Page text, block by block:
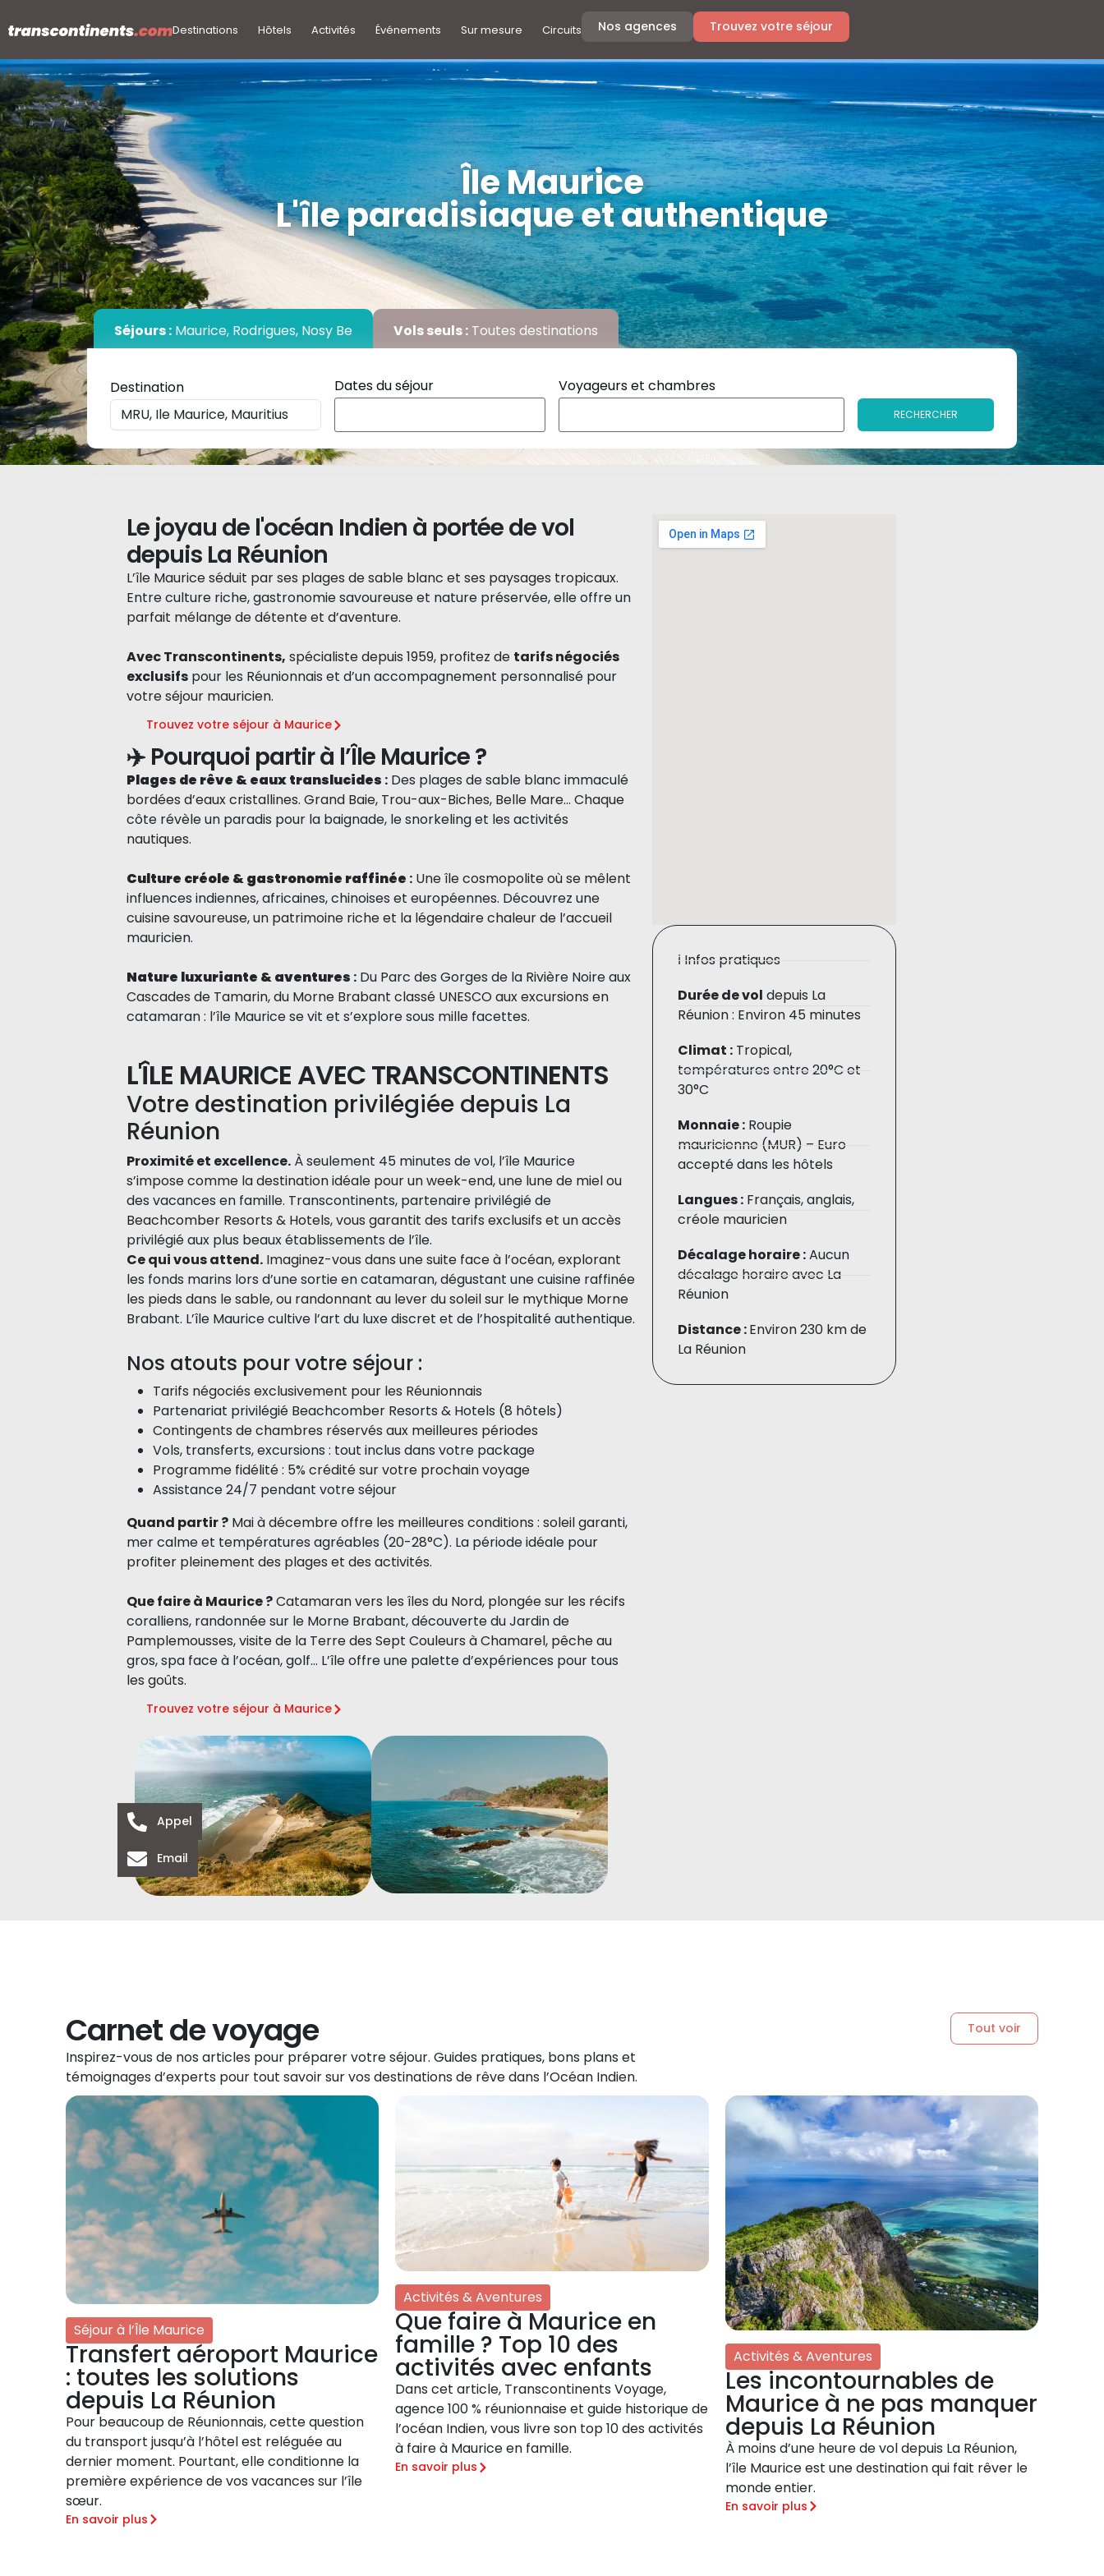
Destinations Hôtels Activités Événements Sur mesure Circuits Nos agences Trouvez votre séjour
Île Maurice
L'île paradisiaque et authentique
Séjours : Maurice, Rodrigues, Nosy Be Vols seuls : Toutes destinations
Destination Dates du séjour Voyageurs et chambres
RECHERCHER
Le joyau de l'océan Indien à portée de vol
depuis La Réunion
L’île Maurice séduit par ses plages de sable blanc et ses paysages tropicaux.
Entre culture riche, gastronomie savoureuse et nature préservée, elle offre un
parfait mélange de détente et d’aventure.
Avec Transcontinents, spécialiste depuis 1959, profitez de tarifs négociés
exclusifs pour les Réunionnais et d’un accompagnement personnalisé pour
votre séjour mauricien.
Trouvez votre séjour à Maurice
✈️ Pourquoi partir à l’Île Maurice ?
Plages de rêve & eaux translucides : Des plages de sable blanc immaculé
bordées d’eaux cristallines. Grand Baie, Trou-aux-Biches, Belle Mare… Chaque
côte révèle un paradis pour la baignade, le snorkeling et les activités
nautiques.
Culture créole & gastronomie raffinée : Une île cosmopolite où se mêlent
influences indiennes, africaines, chinoises et européennes. Découvrez une
cuisine savoureuse, un patrimoine riche et la légendaire chaleur de l’accueil
mauricien.
Nature luxuriante & aventures : Du Parc des Gorges de la Rivière Noire aux
Cascades de Tamarin, du Morne Brabant classé UNESCO aux excursions en
catamaran : l’île Maurice se vit et s’explore sous mille facettes.
L'ÎLE MAURICE AVEC TRANSCONTINENTS
Votre destination privilégiée depuis La
Réunion
Proximité et excellence. À seulement 45 minutes de vol, l’île Maurice
s’impose comme la destination idéale pour un week-end, une lune de miel ou
des vacances en famille. Transcontinents, partenaire privilégié de
Beachcomber Resorts & Hotels, vous garantit des tarifs exclusifs et un accès
privilégié aux plus beaux établissements de l’île.
Ce qui vous attend. Imaginez-vous dans une suite face à l’océan, explorant
les fonds marins lors d’une sortie en catamaran, dégustant une cuisine raffinée
les pieds dans le sable, ou randonnant au lever du soleil sur le mythique Morne
Brabant. L’île Maurice cultive l’art du luxe discret et de l’hospitalité authentique.
Nos atouts pour votre séjour :
Tarifs négociés exclusivement pour les Réunionnais
Partenariat privilégié Beachcomber Resorts & Hotels (8 hôtels)
Contingents de chambres réservés aux meilleures périodes
Vols, transferts, excursions : tout inclus dans votre package
Programme fidélité : 5% crédité sur votre prochain voyage
Assistance 24/7 pendant votre séjour
Quand partir ? Mai à décembre offre les meilleures conditions : soleil garanti,
mer calme et températures agréables (20-28°C). La période idéale pour
profiter pleinement des plages et des activités.
Que faire à Maurice ?Catamaran vers les îles du Nord, plongée sur les récifs
coralliens, randonnée sur le Morne Brabant, découverte du Jardin de
Pamplemousses, visite de la Terre des Sept Couleurs à Chamarel, pêche au
gros, spa face à l’océan, golf… L’île offre une palette d’expériences pour tous
les goûts.
Trouvez votre séjour à Maurice
ℹ️ Infos pratiques
Durée de vol depuis La
Réunion : Environ 45 minutes
Climat : Tropical,
températures entre 20°C et
30°C
Monnaie : Roupie
mauricienne (MUR) – Euro
accepté dans les hôtels
Langues : Français, anglais,
créole mauricien
Décalage horaire :Aucun
décalage horaire avec La
Réunion
Distance :Environ 230 km de
La Réunion
Carnet de voyage
Inspirez-vous de nos articles pour préparer votre séjour. Guides pratiques, bons plans et
témoignages d’experts pour tout savoir sur vos destinations de rêve dans l’Océan Indien.
Tout voir
Séjour à l’Île Maurice
Transfert aéroport Maurice
: toutes les solutions
depuis La Réunion
Pour beaucoup de Réunionnais, cette question
du transport jusqu’à l’hôtel est reléguée au
dernier moment. Pourtant, elle conditionne la
première expérience de vos vacances sur l’île
sœur.
En savoir plus
Activités & Aventures
Que faire à Maurice en
famille ? Top 10 des
activités avec enfants
Dans cet article, Transcontinents Voyage,
agence 100 % réunionnaise et guide historique de
l’océan Indien, vous livre son top 10 des activités
à faire à Maurice en famille.
En savoir plus
Activités & Aventures
Les incontournables de
Maurice à ne pas manquer
depuis La Réunion
À moins d’une heure de vol depuis La Réunion,
l’île Maurice est une destination qui fait rêver le
monde entier.
En savoir plus
Appel
Email